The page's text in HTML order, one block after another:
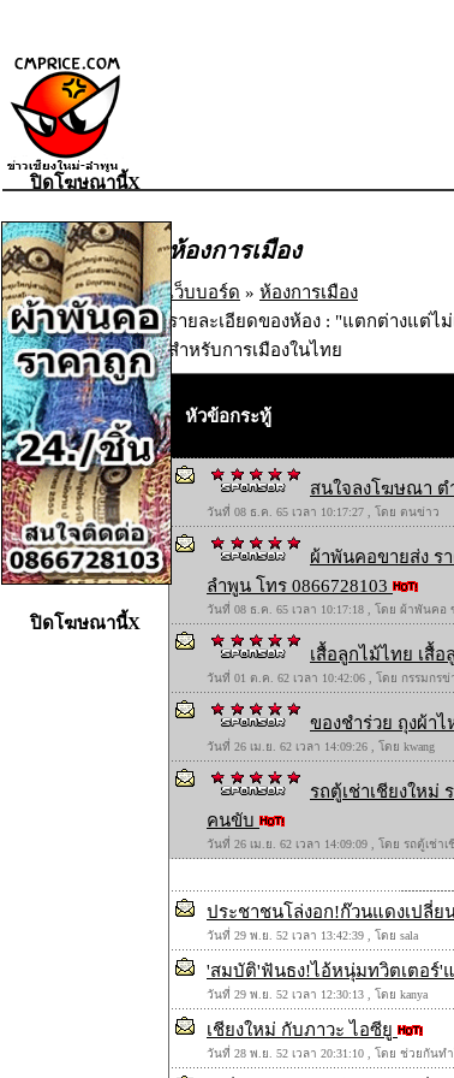
ห้องการเมือง
เว็บบอร์ด » ห้องการเมือง
รายละเอียดของห้อง : "แตกต่างแต่
สำหรับการเมืองในไทย
หัวข้อกระทู้
สนใจลงโฆษณา ต
วันที่ 08 ธ.ค. 65 เวลา 10:17:27 , โดย ตนข่าว
ผ้าพันคอขายส่ง ร
ลำพูน โทร 0866728103
วันที่ 08 ธ.ค. 65 เวลา 10:17:18 , โดย ผ้าพันค
เสื้อลูกไม้ไทย เสื้
วันที่ 01 ต.ค. 62 เวลา 10:42:06 , โดย กรรมกรข่
ของชำร่วย ถุงผ้า
วันที่ 26 เม.ย. 62 เวลา 14:09:26 , โดย kwang
รถตู้เช่าเชียงใหม่
คนขับ
วันที่ 26 เม.ย. 62 เวลา 14:09:09 , โดย รถตู้เช่
ประชาชนโล่งอก!ก๊วนแดงเปลี่ย
วันที่ 29 พ.ย. 52 เวลา 13:42:39 , โดย sala
'สมบัติ'ฟันธง!ไอ้หนุ่มทวิตเตอร์'
วันที่ 29 พ.ย. 52 เวลา 12:30:13 , โดย kanya
เชียงใหม่ กับภาวะ ไอซียู
วันที่ 28 พ.ย. 52 เวลา 20:31:10 , โดย ช่วยกัน
ปิดโฆษณานี้X
ปิดโฆษณานี้X